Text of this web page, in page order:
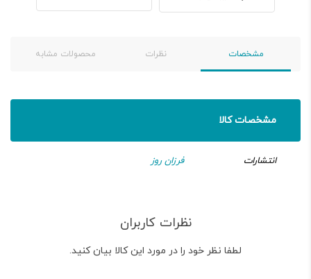
مشخصات نظرات محصولات مشابه
مشخصات کالا
انتشارات فرزان روز
نظرات کاربران
لطفا نظر خود را در مورد این کالا بیان کنید.